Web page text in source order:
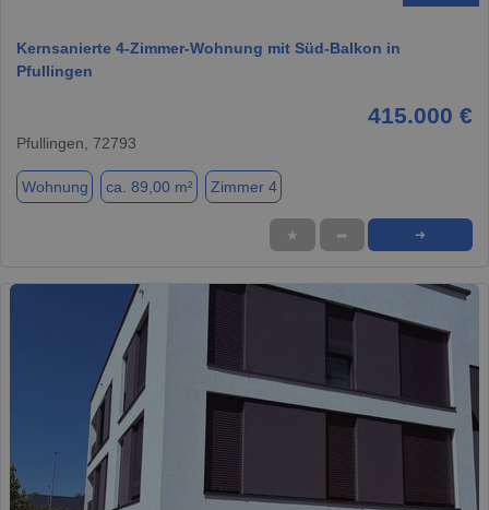
Kernsanierte 4-Zimmer-Wohnung mit Süd-Balkon in
Pfullingen
415.000 €
Pfullingen, 72793
Wohnung ca. 89,00 m² Zimmer 4
★ ➦ ➜